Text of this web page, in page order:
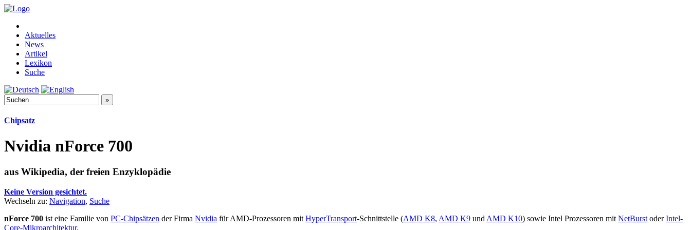
Aktuelles
News
Artikel
Lexikon
Suche
Chipsatz
Nvidia nForce 700
aus Wikipedia, der freien Enzyklopädie
Keine Version gesichtet.
Wechseln zu: Navigation, Suche
nForce 700 ist eine Familie von PC-Chipsätzen der Firma Nvidia für AMD-Prozessoren mit HyperTransport-Schnittstelle (AMD K8, AMD K9 und AMD K10) sowie Intel Prozessoren mit NetBurst oderIntel-
Core-Mikroarchitektur.